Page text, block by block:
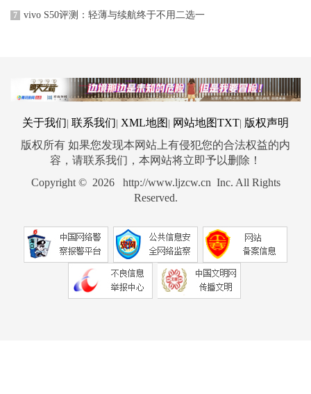
7 vivo S50评测：轻薄与续航终于不用二选一
关于我们 联系我们 XML地图 网站地图TXT 版权声明
版权所有 如果您发现本网站上有侵犯您的合法权益的内
容，请联系我们，本网站将立即予以删除！
Copyright © 2026 http://www.ljzcw.cn Inc. All Rights
Reserved.